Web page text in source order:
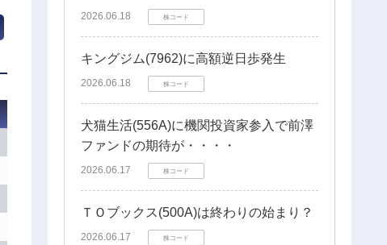
2026.06.18 株コード
キングジム(7962)に高額逆日歩発生
2026.06.18 株コード
犬猫生活(556A)に機関投資家参入で前澤
ファンドの期待が・・・・
2026.06.17 株コード
ＴＯブックス(500A)は終わりの始まり？
2026.06.17 株コード